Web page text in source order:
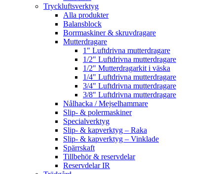
Tryckluftsverktyg
Alla produkter
Balansblock
Borrmaskiner & skruvdragare
Mutterdragare
1" Luftdrivna mutterdragare
1/2" Luftdrivna mutterdragare
1/2" Mutterdragarkit i väska
1/4" Luftdrivna mutterdragare
3/4" Luftdrivna mutterdragare
3/8" Luftdrivna mutterdragare
Nålhacka / Mejselhammare
Slip- & polermaskiner
Specialverktyg
Slip- & kapverktyg – Raka
Slip- & kapverktyg – Vinklade
Spärrskaft
Tillbehör & reservdelar
Reservdelar IR